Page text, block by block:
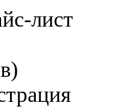
лист